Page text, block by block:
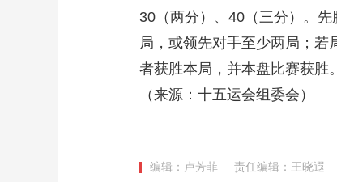
30（两分）、40（三分）。
局，或领先对手至少两局；若
者获胜本局，并本盘比赛获胜
（来源：十五运会组委会）
编辑：卢芳菲 责任编辑：王晓遐